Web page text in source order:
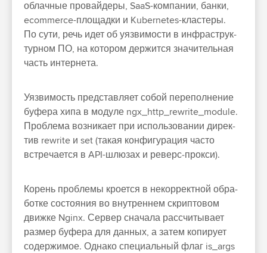
облачные про­вай­деры, SaaS-ком­пании, бан­ки,
ecommerce-пло­щад­ки и Kubernetes-клас­теры.
По сути, речь идет об уяз­вимос­ти в инфраструк­
турном ПО, на котором дер­жится зна­читель­ная
часть интерне­та.
Уяз­вимость пред­став­ляет собой перепол­нение
буфера хипа в модуле ngx_http_rewrite_module.
Проб­лема воз­ника­ет при исполь­зовании дирек­
тив rewrite и set (такая кон­фигура­ция час­то
встре­чает­ся в API-шлю­зах и реверс‑прок­си).
Ко­рень проб­лемы кро­ется в некор­рек­тной обра­
бот­ке сос­тояния во внут­реннем скрип­товом
движ­ке Nginx. Сер­вер сна­чала рас­счи­тыва­ет
раз­мер буфера для дан­ных, а затем копиру­ет
содер­жимое. Одна­ко спе­циаль­ный флаг is_args